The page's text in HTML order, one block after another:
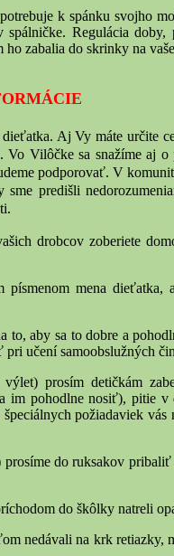
k spánku svojho
Regulácia doby,
zabalia do skrinky na
Aj Vy máte určite
Vilôčke sa snažíme aj o
podporovať. V
predišli
drobcov zoberiete
mena dieťatka,
to, aby sa to dobre a
učení samoobslužných
prosím detičkám
im pohodlne nosiť), pitie v
požiadaviek vás
do ruksakov
do škôlky natreli
nedávali na krk retiazky,